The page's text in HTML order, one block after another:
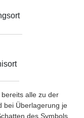
alle zu der
bei Überlagerung je
des Symbols